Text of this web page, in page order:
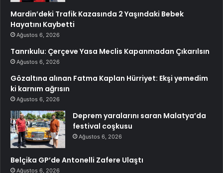
Mardin’deki Trafik Kazasında 2 Yaşındaki Bebek
Hayatını Kaybetti
Ağustos 6, 2026
Tanrıkulu: Çerçeve Yasa Meclis Kapanmadan Çıkarılsın
Ağustos 6, 2026
Gözaltına alınan Fatma Kaplan Hürriyet: Ekşi yemedim
ki karnım ağrısın
Ağustos 6, 2026
Deprem yaralarını saran Malatya’da
festival coşkusu
Ağustos 6, 2026
Belçika GP’de Antonelli Zafere Ulaştı
Ağustos 6, 2026